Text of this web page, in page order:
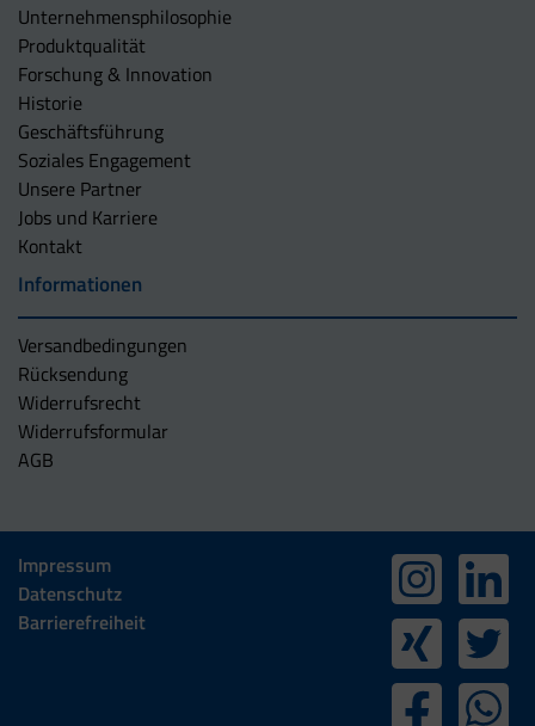
Unternehmens­philosophie
Produktqualität
Forschung & Innovation
Historie
Geschäftsführung
Soziales Engagement
Unsere Partner
Jobs und Karriere
Kontakt
Informationen
Versandbedingungen
Rücksendung
Widerrufsrecht
Widerrufsformular
AGB
Impressum
Datenschutz
Barrierefreiheit